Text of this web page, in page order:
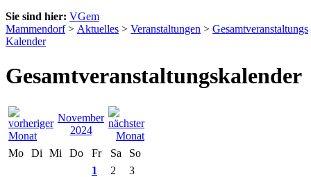
Sie sind hier: VGem
Mammendorf> Aktuelles > Veranstaltungen > Gesamtveranstaltungs
Kalender
Gesamtveranstaltungskalender
November
2024
Mo
Di Mi Do Fr Sa
So
1
2
3